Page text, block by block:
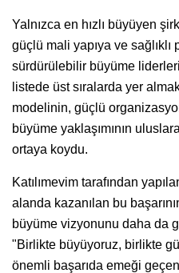
Yalnızca en hızlı büyüyen
güçlü mali yapıya ve
sürdürülebilir büyüme
listede üst sıralarda yer
modelinin, güçlü
büyüme yaklaşımının
ortaya koydu.
Katılımevim tarafından
alanda kazanılan bu
büyüme vizyonunu daha da
"Birlikte büyüyoruz, birlikte
önemli başarıda emeği